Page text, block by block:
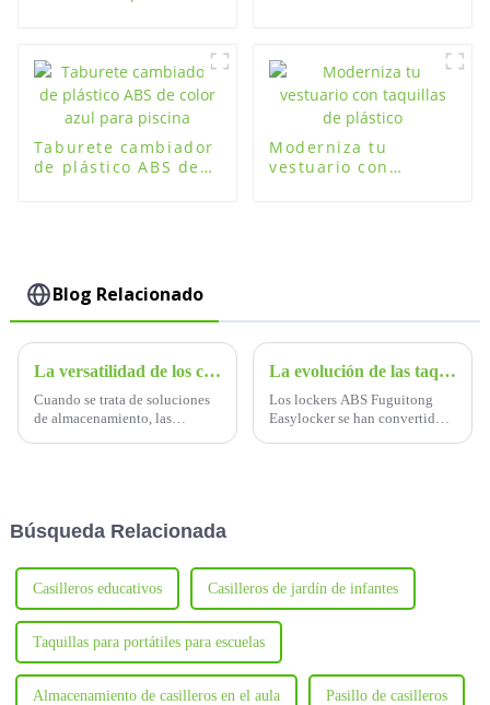
organizado
la mano
Taburete cambiador
de plástico ABS de
Moderniza tu
vestuario con
Blog Relacionado
La versatilidad de los casilleros de almacenamiento ABS: soluciones de almacenamiento convenientes y sostenibles
Cuando se trata de soluciones
de almacenamiento, las
La evolución de las taquillas ABS Fuguitong Easylocker: una historia de innovación y fiabilidad
Los lockers ABS Fuguitong
Easylocker se han convertido
Búsqueda Relacionada
Casilleros educativos Casilleros de jardín de infantes
Taquillas para portátiles para escuelas
Almacenamiento de casilleros en el aula Pasillo de casilleros